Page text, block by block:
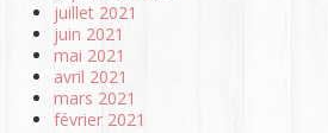
juillet 2021
juin 2021
mai 2021
avril 2021
mars 2021
février 2021